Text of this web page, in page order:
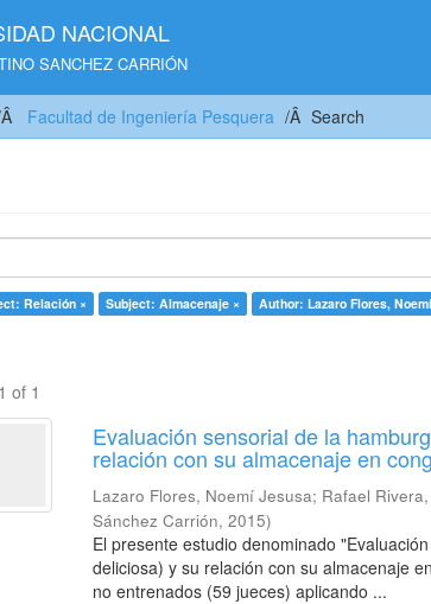
NACIONAL
SANCHEZ CARRIÓN
Facultad de Ingeniería Pesquera Search
Relación × Subject: Almacenaje × Author: Lazaro Flores,
of 1
Evaluación sensorial de la
relación con su almacenaje en
Lazaro Flores, Noemí Jesusa; Rafael
Sánchez Carrión,2015)
El presente estudio denominado
deliciosa) y su relación con su almacenaje
no entrenados (59 jueces) aplicando ...